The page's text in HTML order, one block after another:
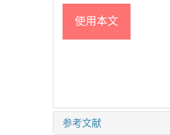
使用本文
参考文献